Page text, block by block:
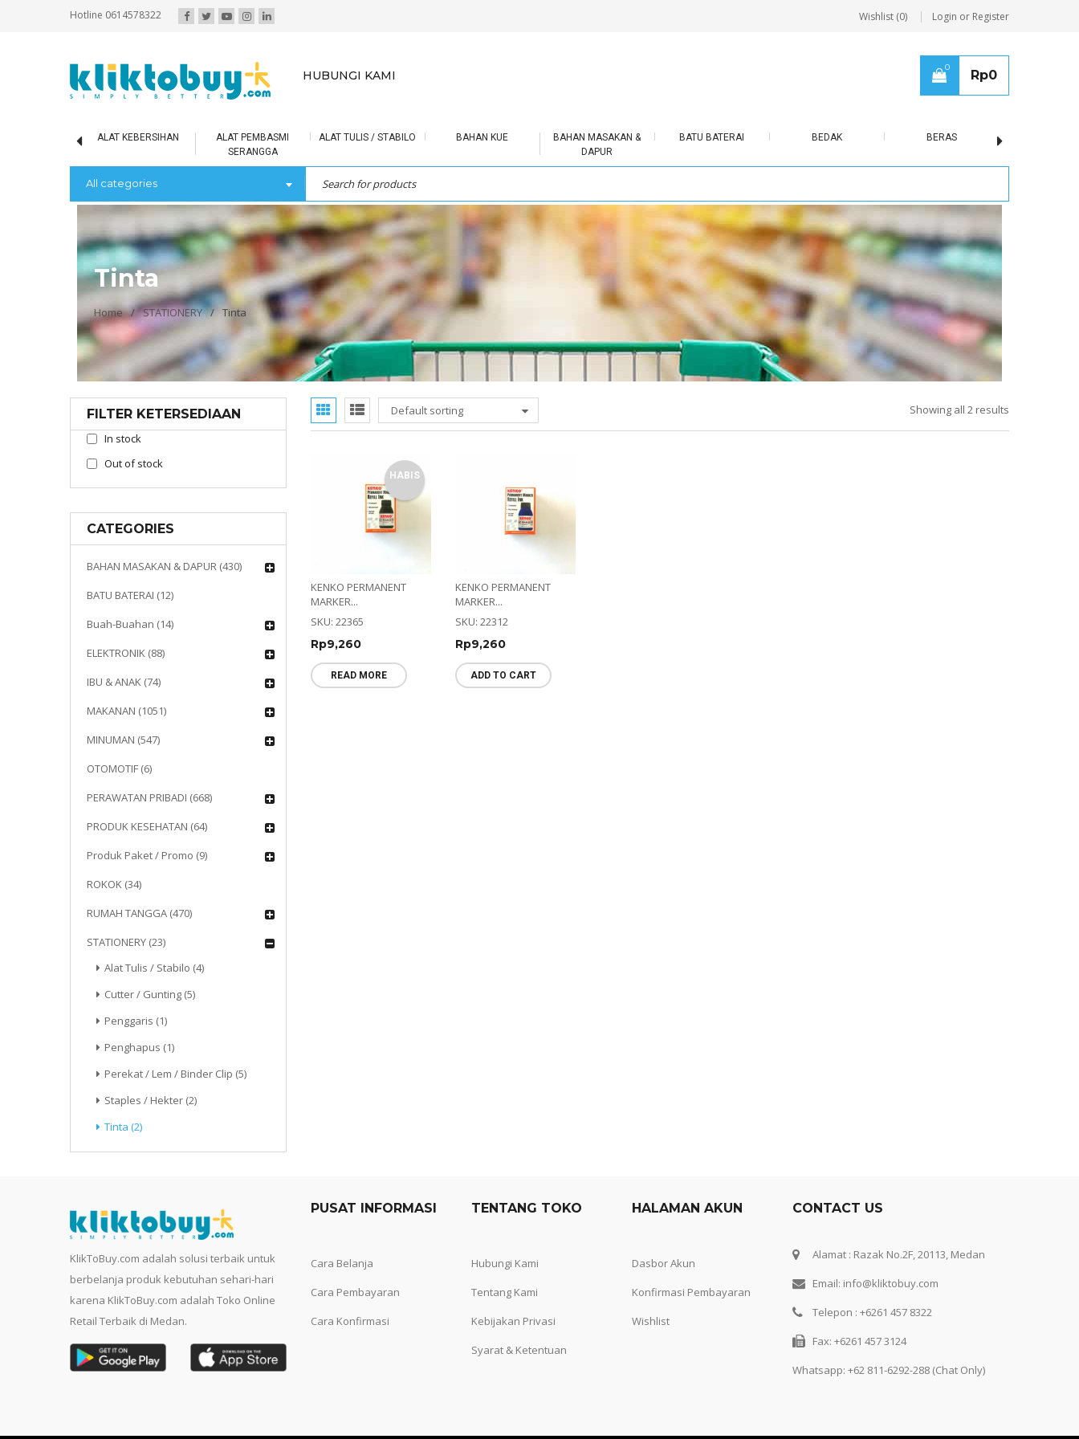
Hotline 0614578322 Wishlist (0) Login or Register
HUBUNGI KAMI
0
Rp0
ALAT KEBERSIHAN
ALAT PEMBASMI
SERANGGA
ALAT TULIS / STABILO BAHAN KUE
BAHAN MASAKAN &
DAPUR
BATU BATERAI BEDAK BERAS
All categories
Tinta
Home / STATIONERY / Tinta
FILTER KETERSEDIAAN
In stock
Out of stock
CATEGORIES
BAHAN MASAKAN & DAPUR (430)
BATU BATERAI (12)
Buah-Buahan (14)
ELEKTRONIK (88)
IBU & ANAK (74)
MAKANAN (1051)
MINUMAN (547)
OTOMOTIF (6)
PERAWATAN PRIBADI (668)
PRODUK KESEHATAN (64)
Produk Paket / Promo (9)
ROKOK (34)
RUMAH TANGGA (470)
STATIONERY (23)
Alat Tulis / Stabilo (4)
Cutter / Gunting (5)
Penggaris (1)
Penghapus (1)
Perekat / Lem / Binder Clip (5)
Staples / Hekter (2)
Tinta (2)
Default sorting Showing all 2 results
HABIS
KENKO PERMANENT
MARKER...
SKU: 22365
Rp9,260
READ MORE
KENKO PERMANENT
MARKER...
SKU: 22312
Rp9,260
ADD TO CART
KlikToBuy.com adalah solusi terbaik untuk
berbelanja produk kebutuhan sehari-hari
karena KlikToBuy.com adalah Toko Online
Retail Terbaik di Medan.
PUSAT INFORMASI
Cara Belanja
Cara Pembayaran
Cara Konfirmasi
TENTANG TOKO
Hubungi Kami
Tentang Kami
Kebijakan Privasi
Syarat & Ketentuan
HALAMAN AKUN
Dasbor Akun
Konfirmasi Pembayaran
Wishlist
CONTACT US
Alamat : Razak No.2F, 20113, Medan
Email: info@kliktobuy.com
Telepon : +6261 457 8322
Fax: +6261 457 3124
Whatsapp: +62 811-6292-288 (Chat Only)